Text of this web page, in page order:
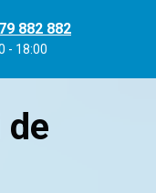
882 882
- 18:00